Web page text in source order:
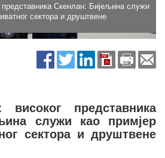
представника Скенлан: Бијељина служи
сектора и друштвене
високог представника
служи као примјер
сектора и друштвене